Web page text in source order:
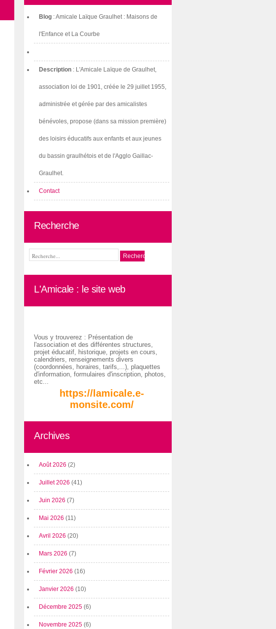
Blog : Amicale Laïque Graulhet : Maisons de
l'Enfance et La Courbe
Description : L'Amicale Laïque de Graulhet,
association loi de 1901, créée le 29 juillet 1955,
administrée et gérée par des amicalistes
bénévoles, propose (dans sa mission première)
des loisirs éducatifs aux enfants et aux jeunes
du bassin graulhétois et de l'Agglo Gaillac-
Graulhet.
Contact
Recherche
L'Amicale : le site web
Vous y trouverez : Présentation de
l'association et des différentes structures,
projet éducatif, historique, projets en cours,
calendriers, renseignements divers
(coordonnées, horaires, tarifs,...), plaquettes
d'information, formulaires d'inscription, photos,
etc...
https://lamicale.e-
monsite.com/
Archives
Août 2026 (2)
Juillet 2026 (41)
Juin 2026 (7)
Mai 2026 (11)
Avril 2026 (20)
Mars 2026 (7)
Février 2026 (16)
Janvier 2026 (10)
Décembre 2025 (6)
Novembre 2025 (6)